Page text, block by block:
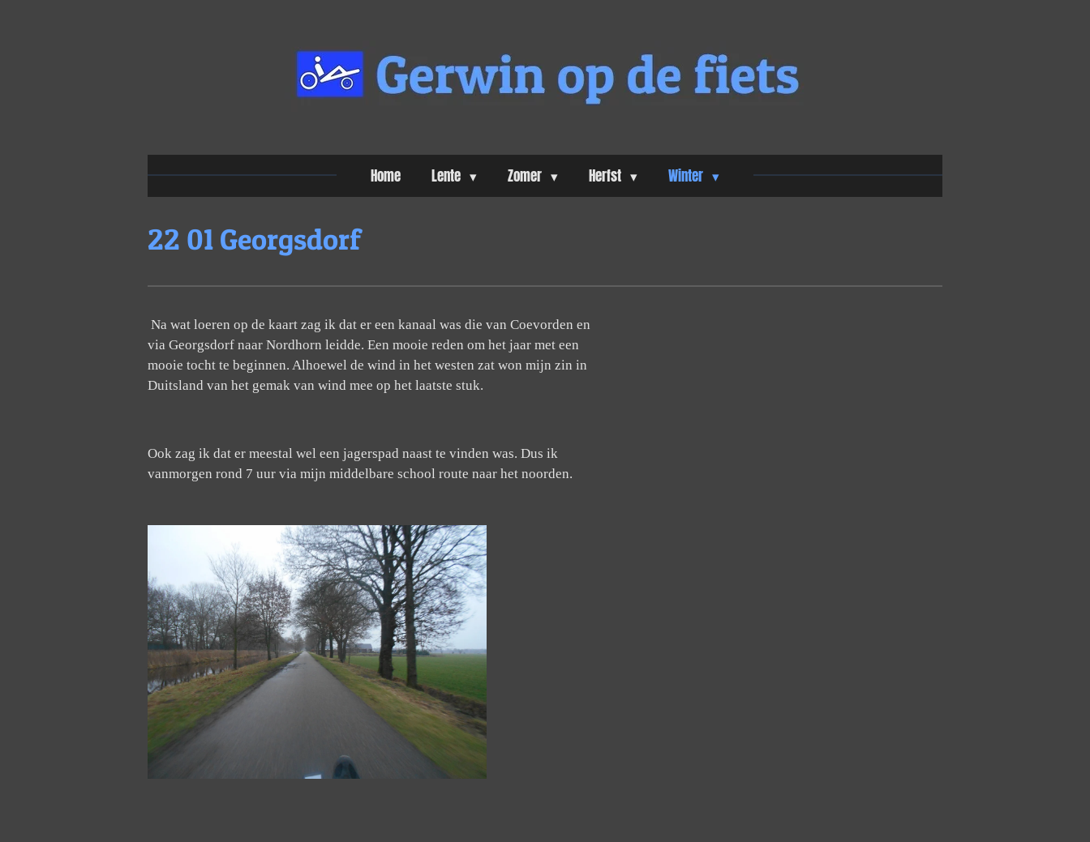
Home Lente Zomer Herfst Winter
22 01 Georgsdorf
Na wat loeren op de kaart zag ik dat er een kanaal was die van Coevorden en
via Georgsdorf naar Nordhorn leidde. Een mooie reden om het jaar met een
mooie tocht te beginnen. Alhoewel de wind in het westen zat won mijn zin in
Duitsland van het gemak van wind mee op het laatste stuk.
Ook zag ik dat er meestal wel een jagerspad naast te vinden was. Dus ik
vanmorgen rond 7 uur via mijn middelbare school route naar het noorden.